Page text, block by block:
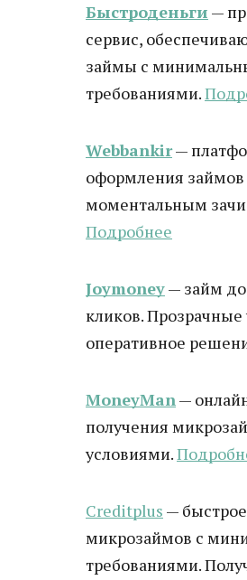
Быстроденьги —
сервис,
займы с
требованиями.
Webbankir—
оформления займов
моментальным
Подробнее
Joymoney— займ до
кликов. Прозрачные
оперативное
MoneyMan—
получения
условиями.
Creditplus —
микрозаймов с
требованиями.